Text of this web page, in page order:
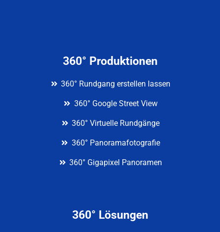
360° Produktionen
360° Rundgang erstellen lassen
360° Google Street View
360° Virtuelle Rundgänge
360° Panoramafotografie
360° Gigapixel Panoramen
360° Lösungen